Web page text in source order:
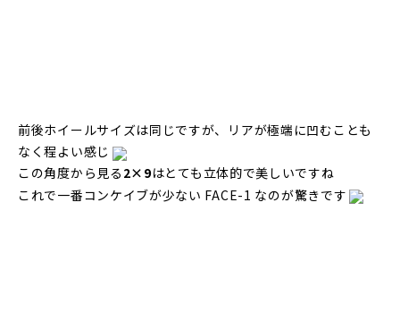
前後ホイールサイズは同じですが、リアが極端に凹むことも
なく程よい感じ
この角度から見る 2×9はとても立体的で美しいですね
これで一番コンケイブが少ない FACE-1 なのが驚きです